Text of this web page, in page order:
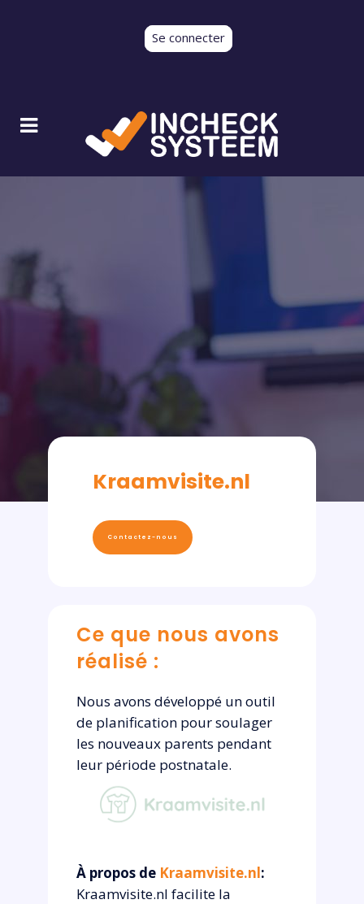
Se connecter
Kraamvisite.nl
Contactez-nous
Ce que nous avons
réalisé :
Nous avons développé un outil
de planification pour soulager
les nouveaux parents pendant
leur période postnatale.
À propos de Kraamvisite.nl:
Kraamvisite.nl facilite la